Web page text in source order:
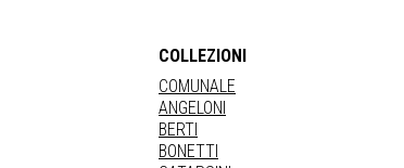
COLLEZIONI
COMUNALE
ANGELONI
BERTI
BONETTI